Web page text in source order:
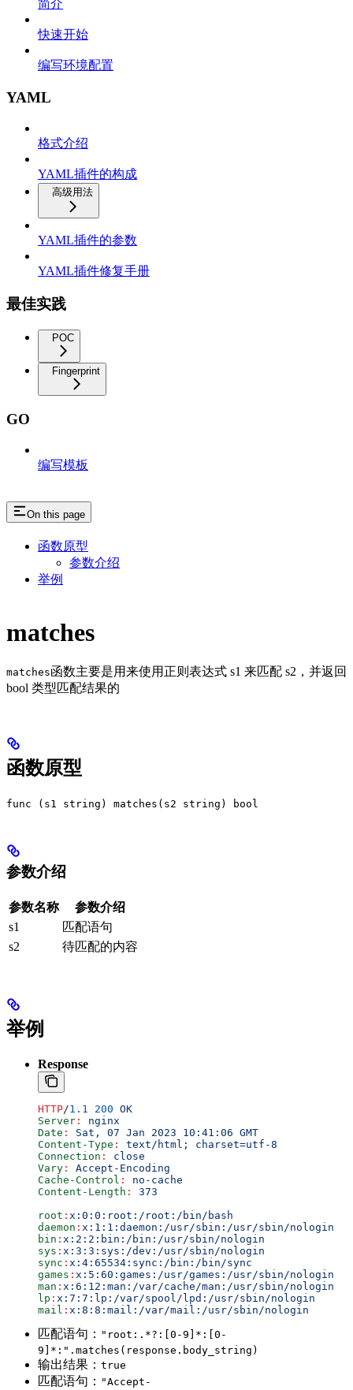
简介
快速开始
编写环境配置
YAML
格式介绍
YAML插件的构成
高级用法
YAML插件的参数
YAML插件修复手册
最佳实践
POC
Fingerprint
GO
编写模板
On this page
函数原型
参数介绍
举例
matches
matches函数主要是用来使用正则表达式 s1 来匹配 s2，并返回
bool 类型匹配结果的
函数原型
func (s1 string) matches(s2 string) bool
参数介绍
参数名称
参数介绍
s1
匹配语句
s2
待匹配的内容
举例
Response
HTTP/1.1 200 OK
Server :
nginx
Date :
Sat, 07 Jan 2023 10:41:06 GMT
Content-Type :
text/html; charset=utf-8
Connection :
close
Vary :
Accept-Encoding
Cache-Control :
no-cache
Content-Length :
373
root : x:0:0:root:/root:/bin/bash
daemon : x:1:1:daemon:/usr/sbin:/usr/sbin/nologin
bin : x:2:2:bin:/bin:/usr/sbin/nologin
sys : x:3:3:sys:/dev:/usr/sbin/nologin
sync : x:4:65534:sync:/bin:/bin/sync
games : x:5:60:games:/usr/games:/usr/sbin/nologin
man : x:6:12:man:/var/cache/man:/usr/sbin/nologin
lp : x:7:7:lp:/var/spool/lpd:/usr/sbin/nologin
mail : x:8:8:mail:/var/mail:/usr/sbin/nologin
匹配语句： "root:.*?:[0-9]*:[0-
9]*:".matches(response.body_string)
输出结果： true
匹配语句： "Accept-